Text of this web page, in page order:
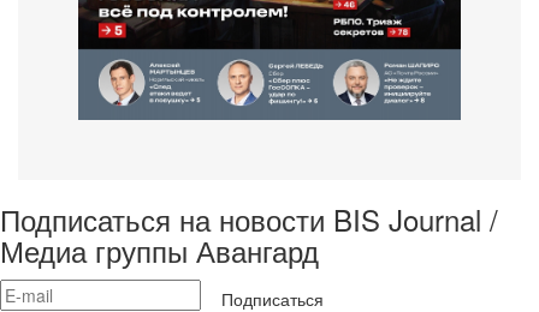
Подписаться на новости BIS Journal /
Медиа группы Авангард
Подписаться